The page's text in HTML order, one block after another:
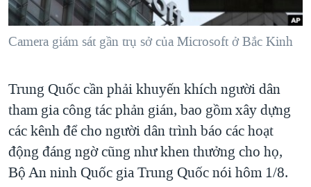
SỨC KHOẺ
VĂN HOÁ
GIÁO DỤC
NGÀY TỊ NẠN THẾ GIỚI
CHI PHÍ CHIẾN TRANH AFGHANISTAN
CÁC GIÁ TRỊ CỘNG HÒA Ở VIỆT NAM
THƯỢNG ĐỈNH TRUMP-KIM TẠI VIỆT NAM
TRỊNH VĨNH BÌNH VS. CHÍNH PHỦ VIỆT NAM
NGƯ DÂN VIỆT VÀ LÀN SÓNG TRỘM HẢI SÂM
Ngôn ngữ khác
Camera giám sát gần trụ sở của Microsoft ở Bắc Kinh
Trung Quốc cần phải khuyến khích người dân
tham gia công tác phản gián, bao gồm xây dựng
các kênh để cho người dân trình báo các hoạt
động đáng ngờ cũng như khen thưởng cho họ,
Bộ An ninh Quốc gia Trung Quốc nói hôm 1/8.